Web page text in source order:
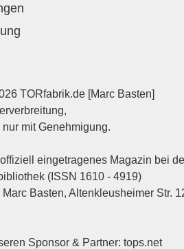
TORfabrik.de [Marc Basten]
mit Genehmigung.
eingetragenes Magazin bei
(ISSN 1610 - 4919)
Basten, Altenkleusheimer Str.
Sponsor & Partner: tops.net